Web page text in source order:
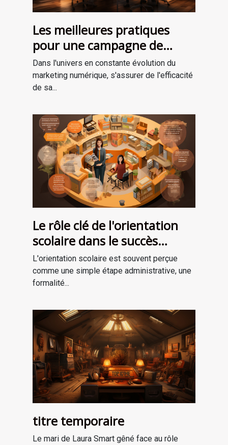
Les meilleures pratiques
pour une campagne de
marketing numérique
réussie
Dans l'univers en constante évolution du
marketing numérique, s'assurer de l'efficacité
de sa...
Le rôle clé de l'orientation
scolaire dans le succès
professionnel
L'orientation scolaire est souvent perçue
comme une simple étape administrative, une
formalité...
titre temporaire
Le mari de Laura Smart gêné face au rôle